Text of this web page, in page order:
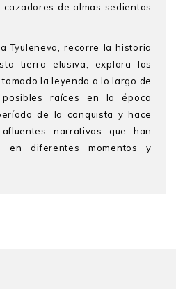
de almas sedientas
Tyuleneva, recorre la historia
tierra elusiva, explora las
la leyenda a lo largo de
raíces en la época
de la conquista y hace
narrativos que han
en diferentes momentos y